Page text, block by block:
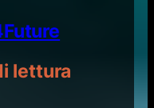
lettura